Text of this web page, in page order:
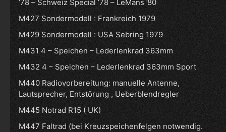
’78 – Schweiz Special ’78 – LeMans ’80
M427 Sondermodell : Frankreich 1979
M429 Sondermodell : USA Sebring 1979
M431 4 – Speichen – Lederlenkrad 363mm
M432 4 – Speichen – Lederlenkrad 363mm Sport
M440 Radiovorbereitung: manuelle Antenne,
Lautsprecher, Entstörung , Ueberblendregler
M445 Notrad R15 ( UK)
M447 Faltrad (bei Kreuzspeichenfelgen notwendig.